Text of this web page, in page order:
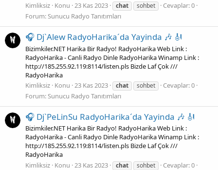
Kimliksiz Konu 23 Kas 2023 chat sohbet
Cevaplar: 0
Forum:Sunucu Radyo Tanıtımları
🎧 Dj`Alew RadyoHarika´da Yayinda 🎶 🎻
Bizimkiler.NET Harika Bir Radyo! RadyoHarika Web Link :
RadyoHarika - Canli Radyo Dinle RadyoHarika Winamp Link :
http://185.255.92.119:8114/listen.pls Bizde Laf Çok ///
RadyoHarika
Kimliksiz Konu 23 Kas 2023 chat sohbet
Cevaplar: 0
Forum:Sunucu Radyo Tanıtımları
🎧 Dj`PeLinSu RadyoHarika´da Yayinda 🎶 🎻
Bizimkiler.NET Harika Bir Radyo! RadyoHarika Web Link :
RadyoHarika - Canli Radyo Dinle RadyoHarika Winamp Link :
http://185.255.92.119:8114/listen.pls Bizde Laf Çok ///
RadyoHarika
Kimliksiz Konu 23 Kas 2023 chat sohbet
Cevaplar: 0